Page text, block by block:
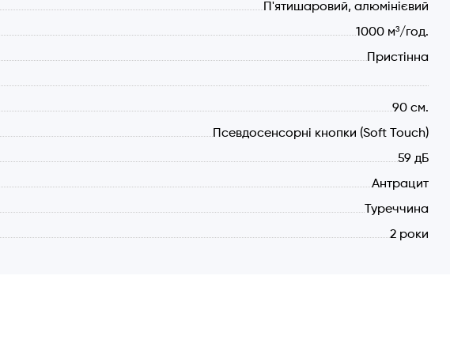
П'ятишаровий, алюмінієвий
1000 м³/год.
Пристінна
90 см.
Псевдосенсорні кнопки (Soft Touch)
59 дБ
Антрацит
Туреччина
2 роки